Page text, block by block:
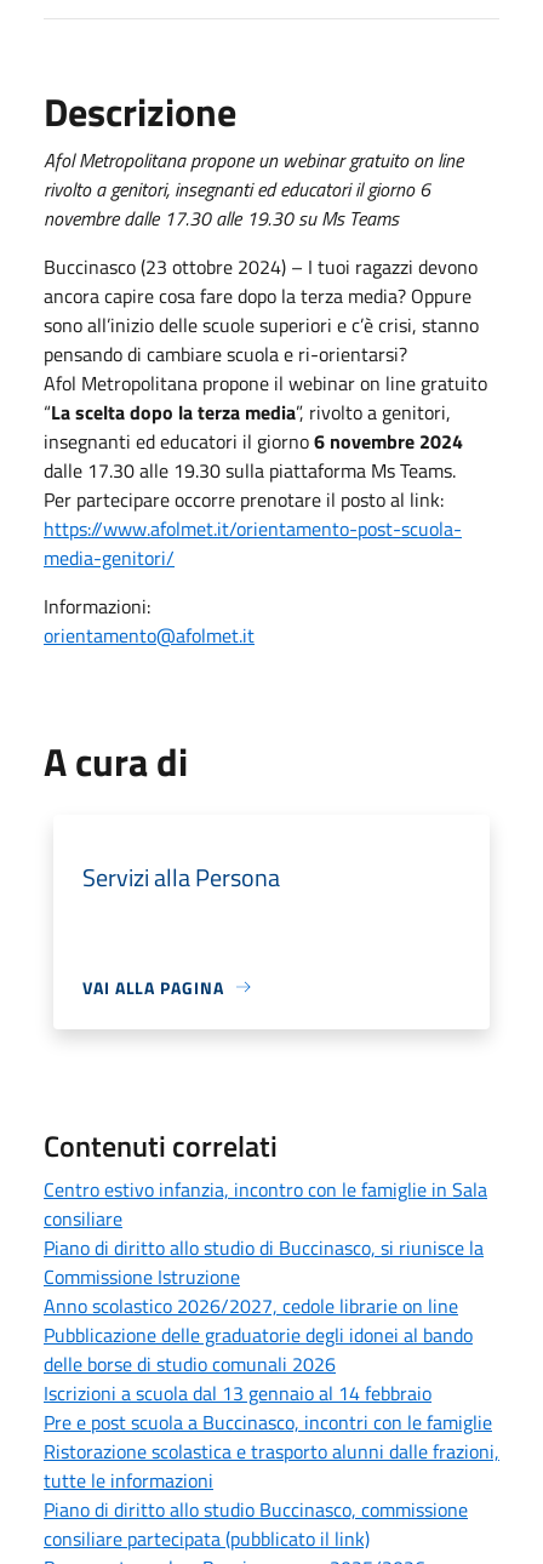
Descrizione
Afol Metropolitana propone un webinar gratuito on line
rivolto a genitori, insegnanti ed educatori il giorno 6
novembre dalle 17.30 alle 19.30 su Ms Teams
Buccinasco (23 ottobre 2024) – I tuoi ragazzi devono
ancora capire cosa fare dopo la terza media? Oppure
sono all’inizio delle scuole superiori e c’è crisi, stanno
pensando di cambiare scuola e ri-orientarsi?
Afol Metropolitana propone il webinar on line gratuito
“La scelta dopo la terza media”, rivolto a genitori,
insegnanti ed educatori il giorno6 novembre 2024
dalle 17.30 alle 19.30 sulla piattaforma Ms Teams.
Per partecipare occorre prenotare il posto al link:
https://www.afolmet.it/orientamento-post-scuola-
media-genitori/
Informazioni:
orientamento@afolmet.it
A cura di
Servizi alla Persona
VAI ALLA PAGINA
Contenuti correlati
Centro estivo infanzia, incontro con le famiglie in Sala
consiliare
Piano di diritto allo studio di Buccinasco, si riunisce la
Commissione Istruzione
Anno scolastico 2026/2027, cedole librarie on line
Pubblicazione delle graduatorie degli idonei al bando
delle borse di studio comunali 2026
Iscrizioni a scuola dal 13 gennaio al 14 febbraio
Pre e post scuola a Buccinasco, incontri con le famiglie
Ristorazione scolastica e trasporto alunni dalle frazioni,
tutte le informazioni
Piano di diritto allo studio Buccinasco, commissione
consiliare partecipata (pubblicato il link)